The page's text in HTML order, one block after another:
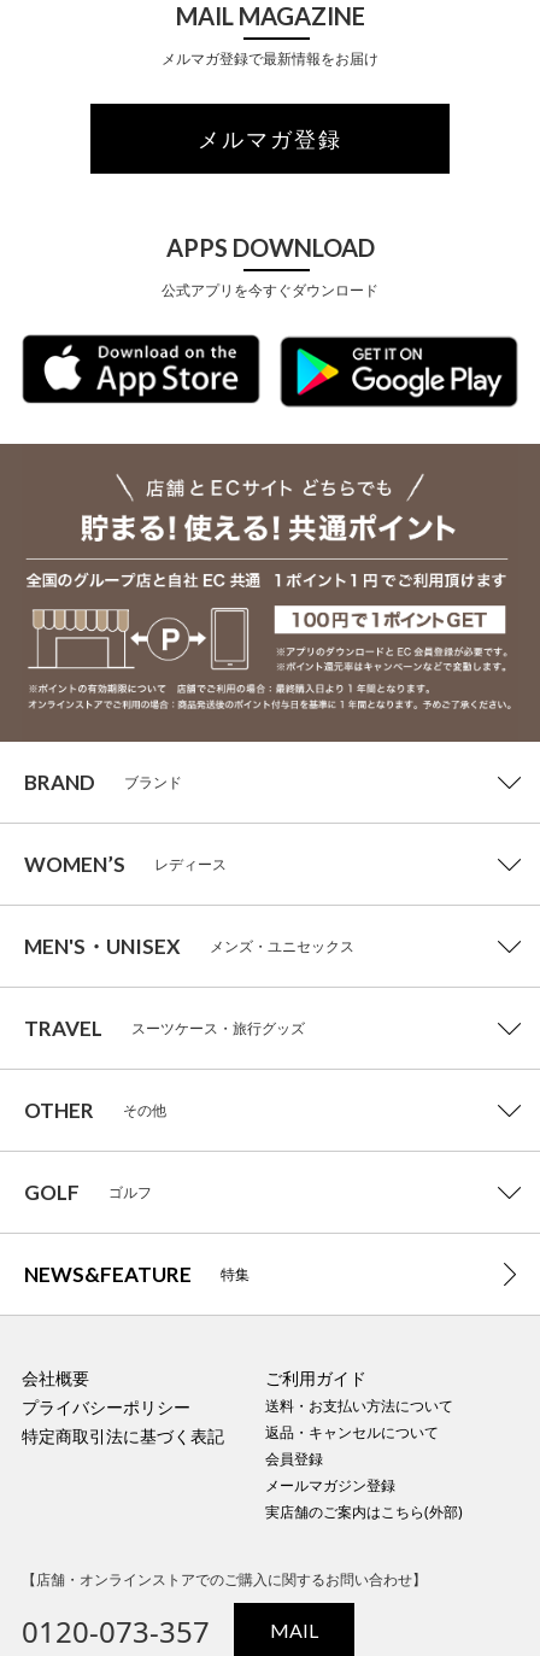
MAIL MAGAZINE
メルマガ登録で最新情報をお届け
メルマガ登録
APPS DOWNLOAD
公式アプリを今すぐダウンロード
BRAND ブランド
WOMEN’S レディース
MEN'S・UNISEX メンズ・ユニセックス
TRAVEL スーツケース・旅行グッズ
OTHER その他
GOLF ゴルフ
NEWS&FEATURE 特集
会社概要
プライバシーポリシー
特定商取引法に基づく表記
ご利用ガイド
送料・お支払い方法について
返品・キャンセルについて
会員登録
メールマガジン登録
実店舗のご案内はこちら(外部)
【店舗・オンラインストアでのご購入に関するお問い合わせ】
0120-073-357 MAIL